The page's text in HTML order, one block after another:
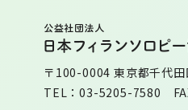
〒100-0004 東京都千代
TEL：03-5205-7580